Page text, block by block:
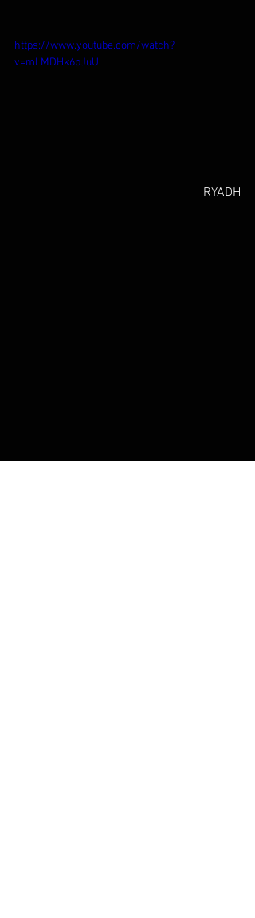
https://www.youtube.com/watch?
v=mLMDHk6pJuU
RYADH